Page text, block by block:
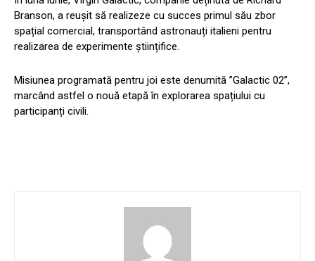
Branson, a reușit să realizeze cu succes primul său zbor
spațial comercial, transportând astronauți italieni pentru
realizarea de experimente științifice.
Misiunea programată pentru joi este denumită ”Galactic 02”,
marcând astfel o nouă etapă în explorarea spațiului cu
participanți civili.